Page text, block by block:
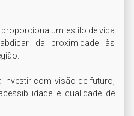
um estilo de vida
da proximidade às
com visão de futuro,
e qualidade de